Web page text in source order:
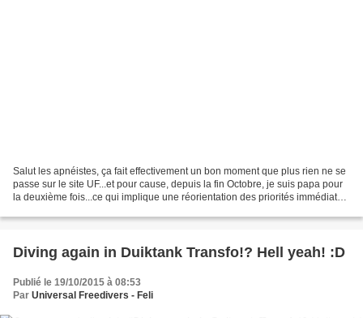
Salut les apnéistes, ça fait effectivement un bon moment que plus rien ne se
passe sur le site UF...et pour cause, depuis la fin Octobre, je suis papa pour
la deuxième fois...ce qui implique une réorientation des priorités immédiates
Diving again in Duiktank Transfo!? Hell yeah! :D
Publié le 19/10/2015 à 08:53
Par Universal Freedivers - Feli